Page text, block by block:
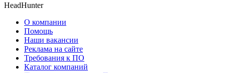
HeadHunter
О компании
Помощь
Наши вакансии
Реклама на сайте
Требования к ПО
Каталог компаний